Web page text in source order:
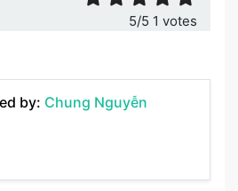
5/5 1 votes
by: Chung Nguyễn